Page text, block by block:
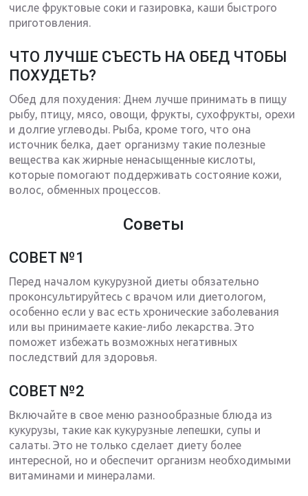
числе фруктовые соки и газировка, каши быстрого
приготовления.
ЧТО ЛУЧШЕ СЪЕСТЬ НА ОБЕД ЧТОБЫ
ПОХУДЕТЬ?
Обед для похудения: Днем лучше принимать в пищу
рыбу, птицу, мясо, овощи, фрукты, сухофрукты, орехи
и долгие углеводы. Рыба, кроме того, что она
источник белка, дает организму такие полезные
вещества как жирные ненасыщенные кислоты,
которые помогают поддерживать состояние кожи,
волос, обменных процессов.
Советы
СОВЕТ №1
Перед началом кукурузной диеты обязательно
проконсультируйтесь с врачом или диетологом,
особенно если у вас есть хронические заболевания
или вы принимаете какие-либо лекарства. Это
поможет избежать возможных негативных
последствий для здоровья.
СОВЕТ №2
Включайте в свое меню разнообразные блюда из
кукурузы, такие как кукурузные лепешки, супы и
салаты. Это не только сделает диету более
интересной, но и обеспечит организм необходимыми
витаминами и минералами.